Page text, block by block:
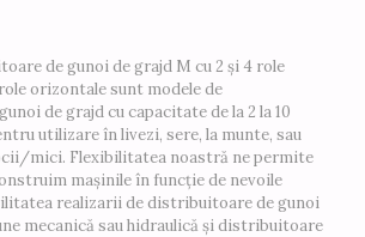
de gunoi de grajd M cu 2 și 4 role
orizontale sunt modele de
de grajd cu capacitate de la 2 la 10
utilizare în livezi, sere, la munte, sau
mici. Flexibilitatea noastră ne permite
mașinile în funcție de nevoile
realizarii de distribuitoare de gunoi
mecanică sau hidraulică și distribuitoare